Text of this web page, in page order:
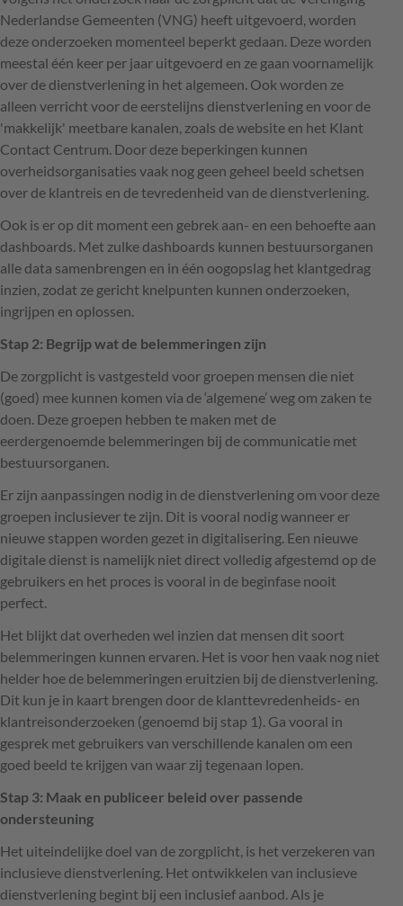
Nederlandse Gemeenten (VNG) heeft uitgevoerd, worden
deze onderzoeken momenteel beperkt gedaan. Deze worden
meestal één keer per jaar uitgevoerd en ze gaan voornamelijk
over de dienstverlening in het algemeen. Ook worden ze
alleen verricht voor de eerstelijns dienstverlening en voor de
'makkelijk' meetbare kanalen, zoals de website en het Klant
Contact Centrum. Door deze beperkingen kunnen
overheidsorganisaties vaak nog geen geheel beeld schetsen
over de klantreis en de tevredenheid van de dienstverlening.
Ook is er op dit moment een gebrek aan- en een behoefte aan
dashboards. Met zulke dashboards kunnen bestuursorganen
alle data samenbrengen en in één oogopslag het klantgedrag
inzien, zodat ze gericht knelpunten kunnen onderzoeken,
ingrijpen en oplossen.
Stap 2: Begrijp wat de belemmeringen zijn
De zorgplicht is vastgesteld voor groepen mensen die niet
(goed) mee kunnen komen via de ‘algemene’ weg om zaken te
doen. Deze groepen hebben te maken met de
eerdergenoemde belemmeringen bij de communicatie met
bestuursorganen.
Er zijn aanpassingen nodig in de dienstverlening om voor deze
groepen inclusiever te zijn. Dit is vooral nodig wanneer er
nieuwe stappen worden gezet in digitalisering. Een nieuwe
digitale dienst is namelijk niet direct volledig afgestemd op de
gebruikers en het proces is vooral in de beginfase nooit
perfect.
Het blijkt dat overheden wel inzien dat mensen dit soort
belemmeringen kunnen ervaren. Het is voor hen vaak nog niet
helder hoe de belemmeringen eruitzien bij de dienstverlening.
Dit kun je in kaart brengen door de klanttevredenheids- en
klantreisonderzoeken (genoemd bij stap 1). Ga vooral in
gesprek met gebruikers van verschillende kanalen om een
goed beeld te krijgen van waar zij tegenaan lopen.
Stap 3: Maak en publiceer beleid over passende
ondersteuning
Het uiteindelijke doel van de zorgplicht, is het verzekeren van
inclusieve dienstverlening. Het ontwikkelen van inclusieve
dienstverlening begint bij een inclusief aanbod. Als je